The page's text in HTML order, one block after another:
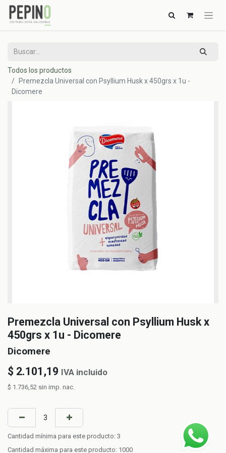
Todos los productos
Premezcla Universal con Psyllium Husk x 450grs x 1u -
Dicomere
Premezcla Universal con Psyllium Husk x
450grs x 1u - Dicomere
Dicomere
$ 2.101,19 IVA incluido
$ 1.736,52 sin imp. nac.
Cantidad mínima para este producto: 3
Cantidad máxima para este producto: 1000